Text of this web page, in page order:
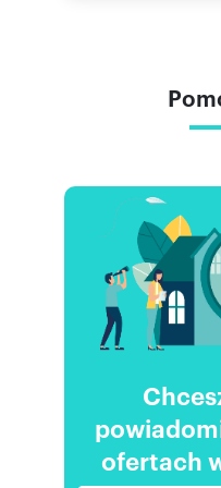
ofertach